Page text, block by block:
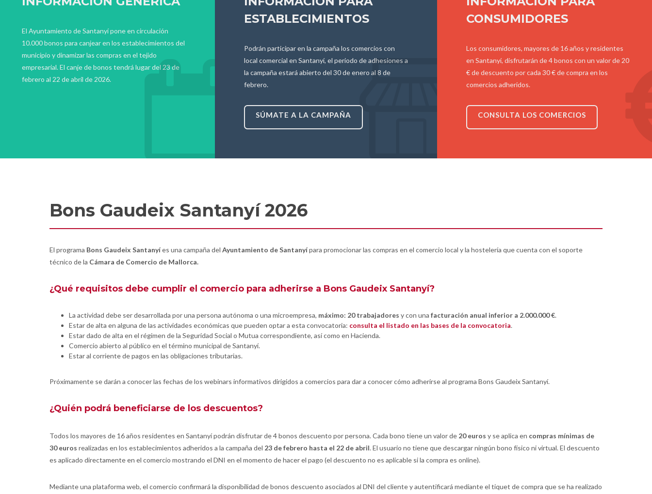
El Ayuntamiento de Santanyí pone en circulación
10.000 bonos para canjear en los establecimientos del
municipio y dinamizar las compras en el tejido
empresarial. El canje de bonos tendrá lugar del 23 de
febrero al 22 de abril de 2026.
ESTABLECIMIENTOS
Podrán participar en la campaña los comercios con
local comercial en Santanyí, el periodo de adhesiones a
la campaña estará abierto del 30 de enero al 8 de
febrero.
SÚMATE A LA CAMPAÑA
CONSUMIDORES
Los consumidores, mayores de 16 años y residentes
en Santanyí, disfrutarán de 4 bonos con un valor de 20
€ de descuento por cada 30 € de compra en los
comercios adheridos.
CONSULTA LOS COMERCIOS
Bons Gaudeix Santanyí 2026
El programa Bons Gaudeix Santanyíes una campaña del Ayuntamiento de Santanyípara promocionar las compras en el comercio local y la hostelería que cuenta con el soporte
técnico de la Cámara de Comercio de Mallorca.
¿Qué requisitos debe cumplir el comercio para adherirse a Bons Gaudeix Santanyí?
La actividad debe ser desarrollada por una persona autónoma o una microempresa, máximo: 20 trabajadores y con una facturación anual inferior a 2.000.000 €.
Estar de alta en alguna de las actividades económicas que pueden optar a esta convocatoria: consulta el listado en las bases de la convocatoria.
Estar dado de alta en el régimen de la Seguridad Social o Mutua correspondiente, así como en Hacienda.
Comercio abierto al público en el término municipal de Santanyí.
Estar al corriente de pagos en las obligaciones tributarias.
Próximamente se darán a conocer las fechas de los webinars informativos dirigidos a comercios para dar a conocer cómo adherirse al programa Bons Gaudeix Santanyí.
¿Quién podrá beneficiarse de los descuentos?
Todos los mayores de 16 años residentes en Santanyí podrán disfrutar de 4 bonos descuento por persona. Cada bono tiene un valor de 20 euros y se aplica en compras mínimas de
30 euros realizadas en los establecimientos adheridos a la campaña del 23 de febrero hasta el 22 de abril. El usuario no tiene que descargar ningún bono físico ni virtual. El descuento
es aplicado directamente en el comercio mostrando el DNI en el momento de hacer el pago (el descuento no es aplicable si la compra es online).
Mediante una plataforma web, el comercio confirmará la disponibilidad de bonos descuento asociados al DNI del cliente y autentificará mediante el tiquet de compra que se ha realizado